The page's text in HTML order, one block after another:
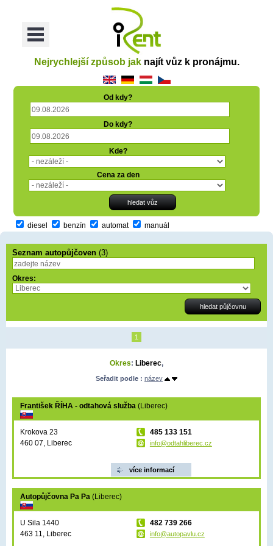
Menu
Nejrychlejší způsob jaknajít vůz k pronájmu.
Od kdy?
Do kdy?
Kde?
Cena za den
diesel benzín automat manuál
Seznam autopůjčoven (3)
Okres:
1
Okres: Liberec,
Seřadit podle : název
František ŘÍHA - odtahová služba (Liberec)
Krokova 23
460 07, Liberec
485 133 151
info@odtahliberec.cz
více informací
Autopůjčovna Pa Pa (Liberec)
U Sila 1440
463 11, Liberec
482 739 266
info@autopavlu.cz